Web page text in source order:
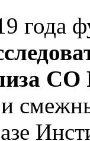
года
и